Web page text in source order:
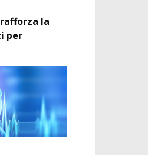
la
per